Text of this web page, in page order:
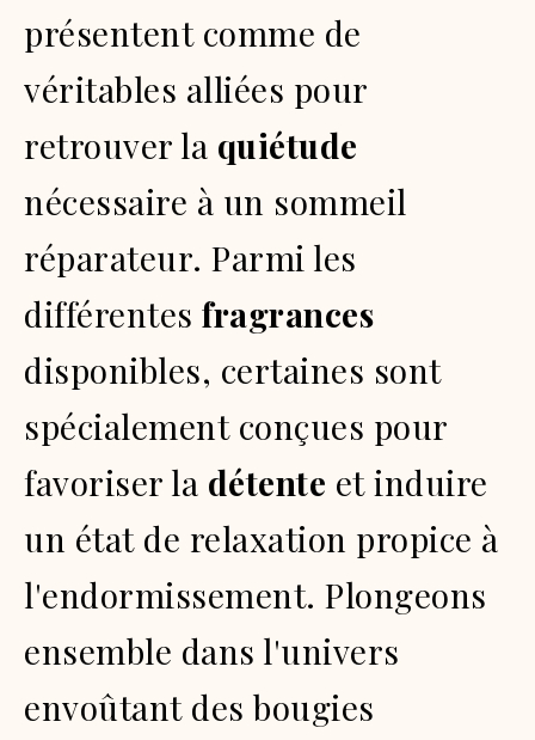
présentent comme de
véritables alliées pour
retrouver la quiétude
nécessaire à un sommeil
réparateur. Parmi les
différentes fragrances
disponibles, certaines sont
spécialement conçues pour
favoriser la détente et induire
un état de relaxation propice à
l'endormissement. Plongeons
ensemble dans l'univers
envoûtant des bougies